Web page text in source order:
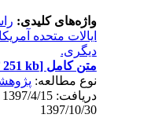
واژه‌های کلیدی:
ایالات متحده آمریکا،
دیگری.
متن کامل[PDF 251 kb]
نوع مطالعه:
1397/10/30